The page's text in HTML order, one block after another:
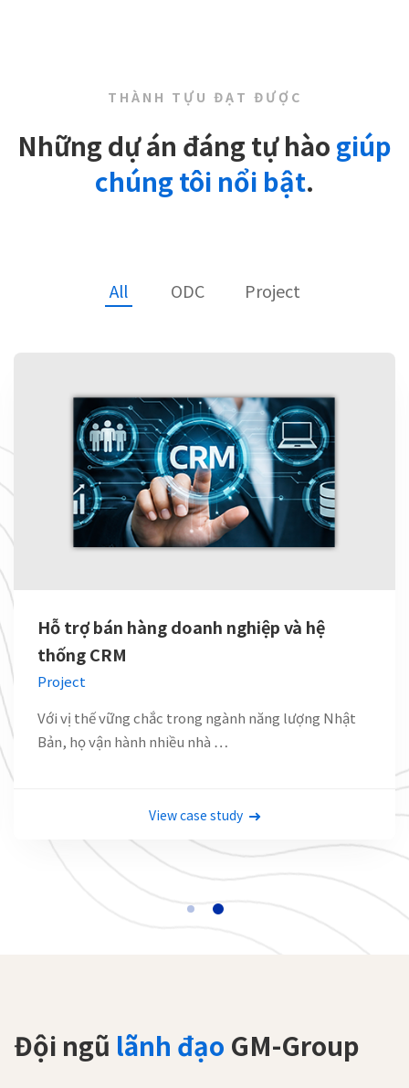
THÀNH TỰU ĐẠT ĐƯỢC
Những dự án đáng tự hào giúp
chúng tôi nổi bật.
All ODC Project
Hệ thống giám sát & điều khiển trung
tâm nhà máy điện
ODC
Với vị thế vững chắc trong ngành năng lượng Nhật
Bản, họ vận hành nhiều nhà …
View case study
Đội ngũ lãnh đạo GM-Group